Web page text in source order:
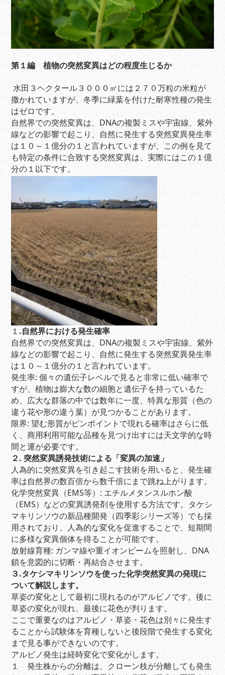
第１編植物の突然変異はどの程度生じるか
水田３ヘクタール３０００㎡には２７０万粒の米粒が
撒かれていますが、冬季に緑葉を付けた耐寒性種の発生
はゼロです。
自然界での突然変異は、DNAの複製ミスや宇宙線、紫外
線などの影響で起こり、自然に発生する突然変異発生率
は１０～１億分の１と言われていますが、この例を見て
も特定の条件に合致する突然変異は、実際にはこの１億
分の１以下です。
１.自然界における発生確率
自然界での突然変異は、DNAの複製ミスや宇宙線、紫外
線などの影響で起こり、自然に発生する突然変異発生率
は１０～１億分の１と言われています。
発生率: 個々の遺伝子レベルで見ると非常に低い確率で
すが、植物は膨大な数の細胞と遺伝子を持っているた
め、広大な群落の中では数年に一度、特異な形質（色の
違う花や形の違う葉）が見つかることがあります。
限界: 望む形質がピンポイントで現れる確率はさらに低
く、商用利用可能な品種を見つけ出すには天文学的な時
間と運が必要です。
２. 突然変異誘発技術による「変異の加速」
人為的に突然変異を引き起こす技術を用いると、発生確
率は自然界の数百倍から数千倍にまで跳ね上がります。
化学突然変異（EMS等）: エチルメタンスルホン酸
（EMS）などの変異誘発剤を使用する方法です。タケシ
マキリンソウの新品種開発（四季彩シリーズ等）でも採
用されており、人為的な変化を促進することで、短期間
に多様な変異個体を得ることが可能です。
放射線育種: ガンマ線や重イオンビームを照射し、DNA
鎖を意図的に切断・再結合させます。
３.タケシマキリンソウを使った化学突然変異の発現に
ついて解説します。
草姿の変化として最初に現れるのがアルビノです。後に
草姿の変化が現れ、最後に花色が判ります。
ここで重要なのはアルビノ・草姿・花色は別々に発生す
ることから試験体を育種しないと後段階で発生する変化
まで見る事ができないのです。
アルビノ発生は経時変化で変化がします。
１ 発生株からの分離は、クローン枝が分離しても発生